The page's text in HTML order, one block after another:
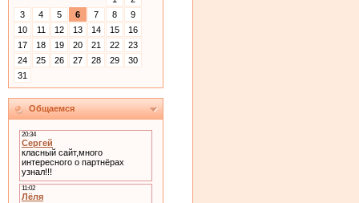
3
4 5 6 7 8
9
10
11 12 13 14 15
16
17
18 19 20 21 22
23
24
25 26 27 28 29
30
31
Общаемся